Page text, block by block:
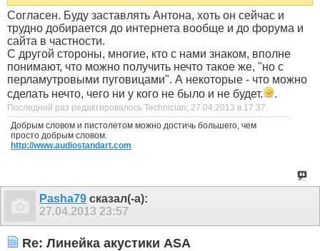
Согласен. Буду заставлять Антона, хоть он сейчас и
трудно добирается до интернета вообще и до форума и
сайта в частности.
С другой стороны, многие, кто с нами знаком, вполне
понимают, что можно получить нечто такое же, "но с
перламутровыми пуговицами". А некоторые - что можно
сделать нечто, чего ни у кого не было и не будет.
.
Последний раз редактировалось Technician; 27.04.2013 в 17:37.
Добрым словом и пистолетом можно достичь большего, чем
просто добрым словом.
http://www.audiostandart.com
Pasha79 сказал(-а):
27.04.2013 23:57
Re: Линейка акустики ASA